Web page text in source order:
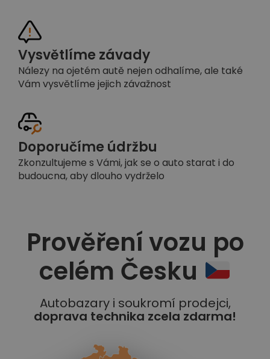
Vysvětlíme závady
Nálezy na ojetém autě nejen odhalíme, ale také
Vám vysvětlíme jejich závažnost
Doporučíme údržbu
Zkonzultujeme s Vámi, jak se o auto starat i do
budoucna, aby dlouho vydrželo
Prověření vozu po
celém Česku
Autobazary i soukromí prodejci,
doprava technika zcela zdarma!